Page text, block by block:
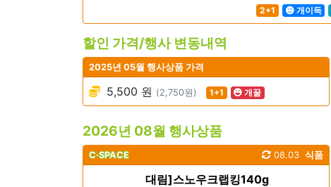
2+1
개이득
할인 가격/행사 변동내역
2025년 05월 행사상품 가격
5,500 원 (2,750원) 1+1 개꿀
2026년 08월 행사상품
C·SPACE 식품
08.03
대림]스노우크랩킹140g